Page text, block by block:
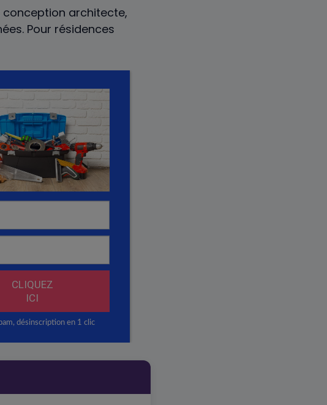
architecte,
Pour résidences